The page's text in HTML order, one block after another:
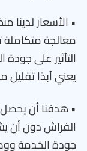
• الأسعار
معالجة
التأثير على
يعني أبدًا تقليل
• هدفنا أن
الفراش دون أن
جودة الخدمة